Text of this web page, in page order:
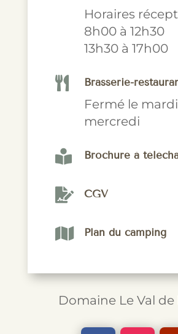
Horaires
8h00 à 12h30
13h30 à 17h00
 Brasserie-
Fermé le
mercredi
 Brochure à
 CGV
 Plan du camping
Domaine Le Val de